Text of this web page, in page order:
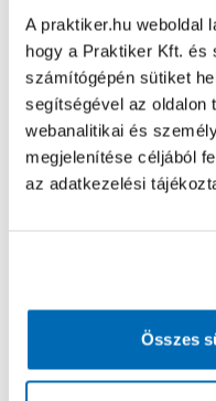
A praktiker.hu weboldal
hogy a Praktiker Kft. és
számítógépén sütiket
segítségével az oldalon
webanalitikai és
megjelenítése céljából
az adatkezelési
Összes